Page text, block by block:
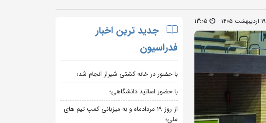
13:05
جدید ترین اخبار
فدراسیون
با حضور در خانه کشتی شیراز انجام شد؛
با حضور اساتید دانشگاهی؛
از روز 19 مردادماه و به میزبانی کمپ تیم های
ملی؛